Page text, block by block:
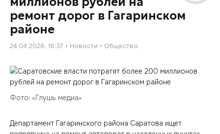
ремонт дорог в Гагаринском
районе
24.04.2026, 16:37 Новости Общество
Фото: «Глушь медиа»
Департамент Гагаринского района Саратова ищет